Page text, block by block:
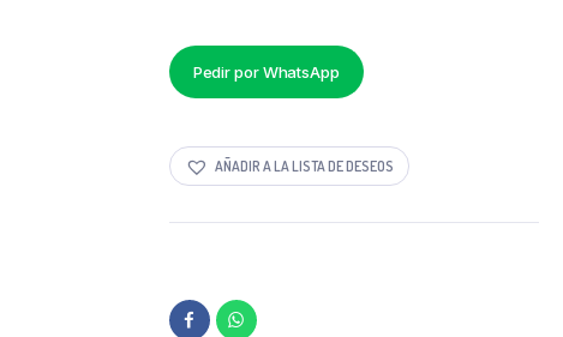
HOJAS
quantity
Pedir por WhatsApp
AÑADIR A LA LISTA DE DESEOS